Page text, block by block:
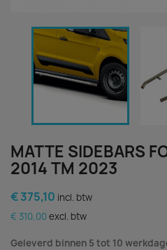
MATTE SIDEBARS
2014 TM 2023
€ 375,10 incl. btw
€ 310,00 excl. btw
Geleverd binnen 5 tot 10